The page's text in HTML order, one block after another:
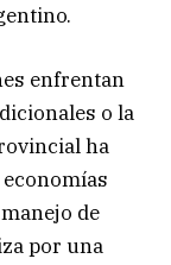
enfrentan
o la
ha
de
por una